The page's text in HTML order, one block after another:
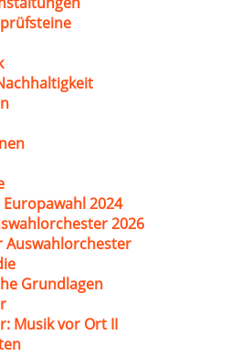
2024
2026
Grundlagen
Musik vor Ort II